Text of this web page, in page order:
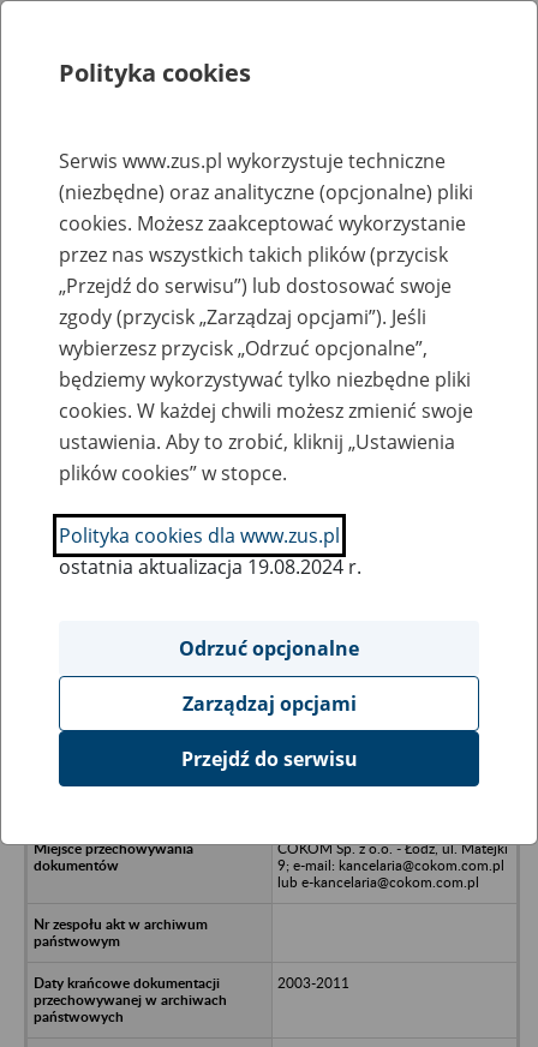
Rejestry, ewidencje i archiwa
Baza zlikwidowanych lub
przekształconych zakładów pracy
Nazwa zakładu pracy:
SZUKAJ
Ukryj wszystkie pozycje bazy
PUNKT Sp. z.o.o. w likwidacji - Łódź,
COKOM Sp. z o.o. - Łódź, ul. Matejki
9; e-mail: kancelaria@cokom.com.pl
lub e-kancelaria@cokom.com.pl
2003-2011
Polityka cookies
Serwis www.zus.pl wykorzystuje techniczne
(niezbędne) oraz analityczne (opcjonalne) pliki
cookies. Możesz zaakceptować wykorzystanie
przez nas wszystkich takich plików (przycisk
„Przejdź do serwisu”) lub dostosować swoje
zgody (przycisk „Zarządzaj opcjami”). Jeśli
wybierzesz przycisk „Odrzuć opcjonalne”,
będziemy wykorzystywać tylko niezbędne pliki
cookies. W każdej chwili możesz zmienić swoje
ustawienia. Aby to zrobić, kliknij „Ustawienia
plików cookies” w stopce.
Polityka cookies dla www.zus.pl
ostatnia aktualizacja 19.08.2024 r.
Odrzuć opcjonalne
Zarządzaj opcjami
Przejdź do serwisu